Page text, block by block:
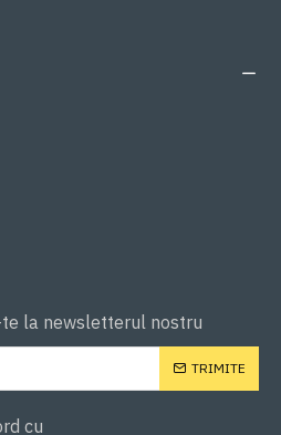
la newsletterul nostru
TRIMITE
cu